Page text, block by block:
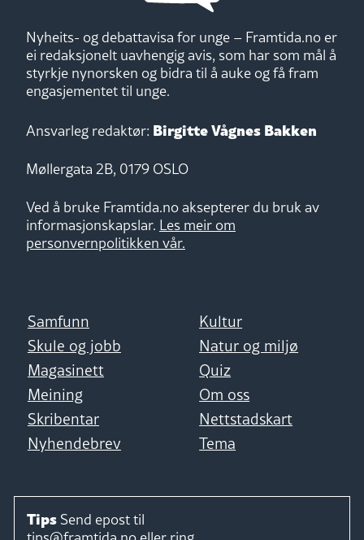
Nyheits- og debattavisa for unge – Framtida.no er
ei redaksjonelt uavhengig avis, som har som mål å
styrkje nynorsken og bidra til å auke og få fram
engasjementet til unge.
Ansvarleg redaktør: Birgitte Vågnes Bakken
Møllergata 2B, 0179 OSLO
Ved å bruke Framtida.no aksepterer du bruk av
informasjonskapslar. Les meir om
personvernpolitikken vår.
Samfunn
Kultur
Skule og jobb
Natur og miljø
Magasinett
Quiz
Meining
Om oss
Skribentar
Nettstadskart
Nyhendebrev
Tema
Tips Send epost til